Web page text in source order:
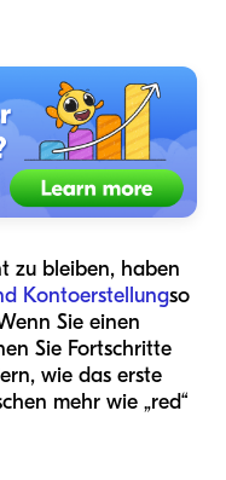
zu bleiben, haben
Kontoerstellungso
Sie einen
Sie Fortschritte
wie das erste
mehr wie „red“